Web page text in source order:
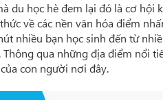
du học hè đem lại đó là cơ hội
về các nền văn hóa điểm
nhiều bạn học sinh đến từ
Thông qua những địa điểm nổi
con người nơi đây.